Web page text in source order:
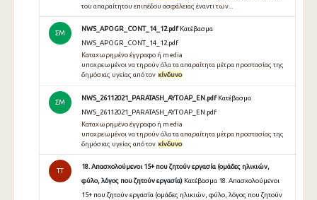
του απαραίτητου επιπέδου ασφάλειας έναντι των...
ΣΜ
NWS_APOGR_CONT_14_12.pdf Κατέβασμα
NWS_APOGR_CONT_14_12.pdf
Καταχωρημένο έγγραφο ή media
υποχρεωμένοι να τηρούν όλα τα απαραίτητα μέτρα προστασίας της
δημόσιας υγείας από τον κίνδυνο
ΣΜ
NWS_26112021_PARATASH_AYTOAP_EN.pdf Κατέβασμα
NWS_26112021_PARATASH_AYTOAP_EN.pdf
Καταχωρημένο έγγραφο ή media
υποχρεωμένοι να τηρούν όλα τα απαραίτητα μέτρα προστασίας της
δημόσιας υγείας από τον κίνδυνο
TT
18. Απασχολούμενοι 15+ που ζητούν εργασία (ομάδες ηλικιών,
φύλο, λόγος που ζητούν εργασία) Κατέβασμα 18. Απασχολούμενοι
15+ που ζητούν εργασία (ομάδες ηλικιών, φύλο, λόγος που ζητούν